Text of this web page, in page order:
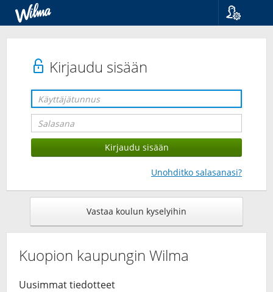
Kirjaudu sisään
Unohditko salasanasi?
Vastaa koulun kyselyihin
Kuopion kaupungin Wilma
Uusimmat tiedotteet